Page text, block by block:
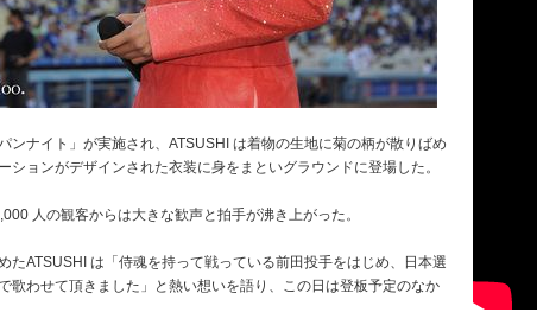
ンナイト」が実施され、ATSUSHI は着物の生地に菊の柄が散りばめ
ションがデザインされた衣装に身をまといグラウンドに登場した。
人の観客からは大きな歓声と拍手が沸き上がった。
たATSUSHI は「侍魂を持って戦っている前田投手をはじめ、日本選
歌わせて頂きました」と熱い想いを語り、この日は登板予定のなか